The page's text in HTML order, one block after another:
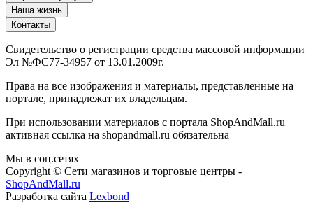
Наша жизнь
Контакты
Свидетельство о регистрации средства массовой информации
Эл №ФС77-34957 от 13.01.2009г.
Права на все изображения и материалы, представленные на
портале, принадлежат их владельцам.
При использовании материалов с портала ShopAndMall.ru
активная ссылка на shopandmall.ru обязательна
Мы в соц.сетях
Copyright © Сети магазинов и торговые центры -
ShopAndMall.ru
Разработка сайта Lexbond